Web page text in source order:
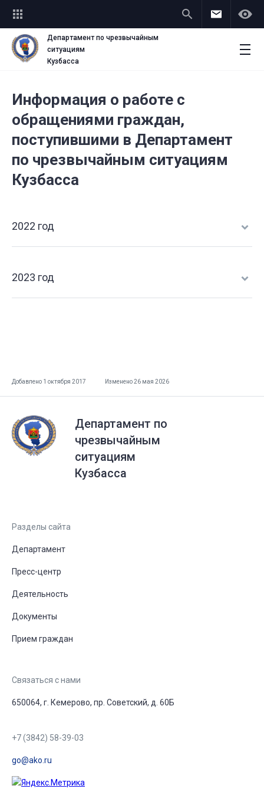
Департамент по чрезвычайным
ситуациям
Кузбасса
Информация о работе с
обращениями граждан,
поступившими в Департамент
по чрезвычайным ситуациям
Кузбасса
2022 год
2023 год
Прием граждан
Добавлено 1 октября 2017 Изменено 26 мая 2026
Департамент по
чрезвычайным
ситуациям
Кузбасса
Разделы сайта
Департамент
Пресс-центр
Деятельность
Документы
Прием граждан
Связаться с нами
650064, г. Кемерово, пр. Советский, д. 60Б
+7 (3842) 58-39-03
go@ako.ru